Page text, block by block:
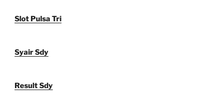
Slot Pulsa Tri
Syair Sdy
Result Sdy